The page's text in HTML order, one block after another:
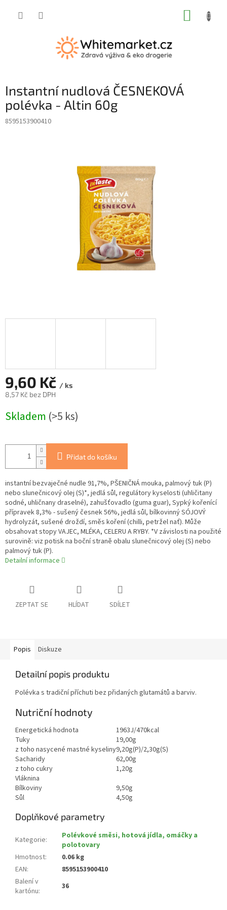
Instantní nudlová ČESNEKOVÁ
polévka - Altin 60g
8595153900410
9,60 Kč / ks
8,57 Kč bez DPH
cena:
Skladem (>5 ks)
Přidat do košíku
instantní bezvaječné nudle 91,7%, PŠENIČNÁ mouka, palmový tuk (P)
nebo slunečnicový olej (S)*, jedlá sůl, regulátory kyselosti (uhličitany
sodné, uhličnany draselné), zahušťovadlo (guma guar), Sypký kořenící
přípravek 8,3% - sušený česnek 56%, jedlá sůl, bílkovinný SÓJOVÝ
hydrolyzát, sušené droždí, směs koření (chilli, petržel nať). Může
obsahovat stopy VAJEC, MLÉKA, CELERU A RYBY. *V závislosti na použité
surovině: viz potisk na boční straně obalu slunečnicový olej (S) nebo
palmový tuk (P).
Detailní informace
ZEPTAT SE HLÍDAT SDÍLET
Popis Diskuze
Detailní popis produktu
Polévka s tradiční příchuti bez přidaných glutamátů a barviv.
Nutriční hodnoty
Energetická hodnota
1963J/470kcal
Tuky
19,00g
z toho nasycené mastné kyseliny9,20g(P)/2,30g(S)
Sacharidy
62,00g
z toho cukry
1,20g
Vláknina
Bílkoviny
9,50g
Sůl
4,50g
Doplňkové parametry
Kategorie:
Polévkové směsi, hotová jídla, omáčky a
polotovary
Hmotnost:
0.06 kg
EAN:
8595153900410
Balení v
kartónu: 36